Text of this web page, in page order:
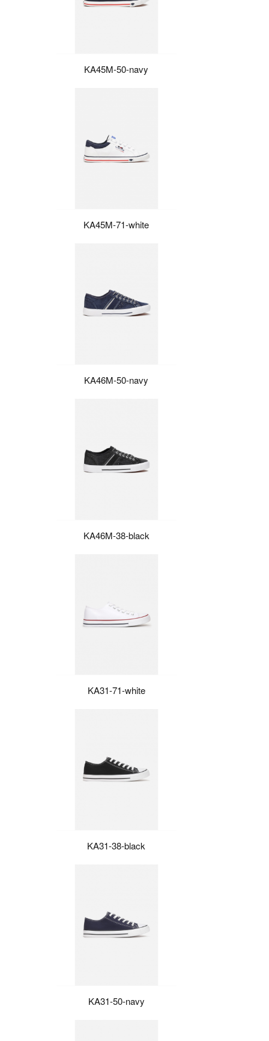
KA45M-50-navy
KA45M-71-white
KA46M-50-navy
KA46M-38-black
KA31-71-white
KA31-38-black
KA31-50-navy